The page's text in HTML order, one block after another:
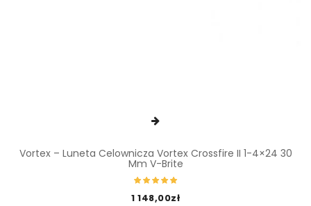
Vortex – Luneta Celownicza Vortex Crossfire II 1-4×24 30
Mm V-Brite
5.00na 5.
1 148,00zł